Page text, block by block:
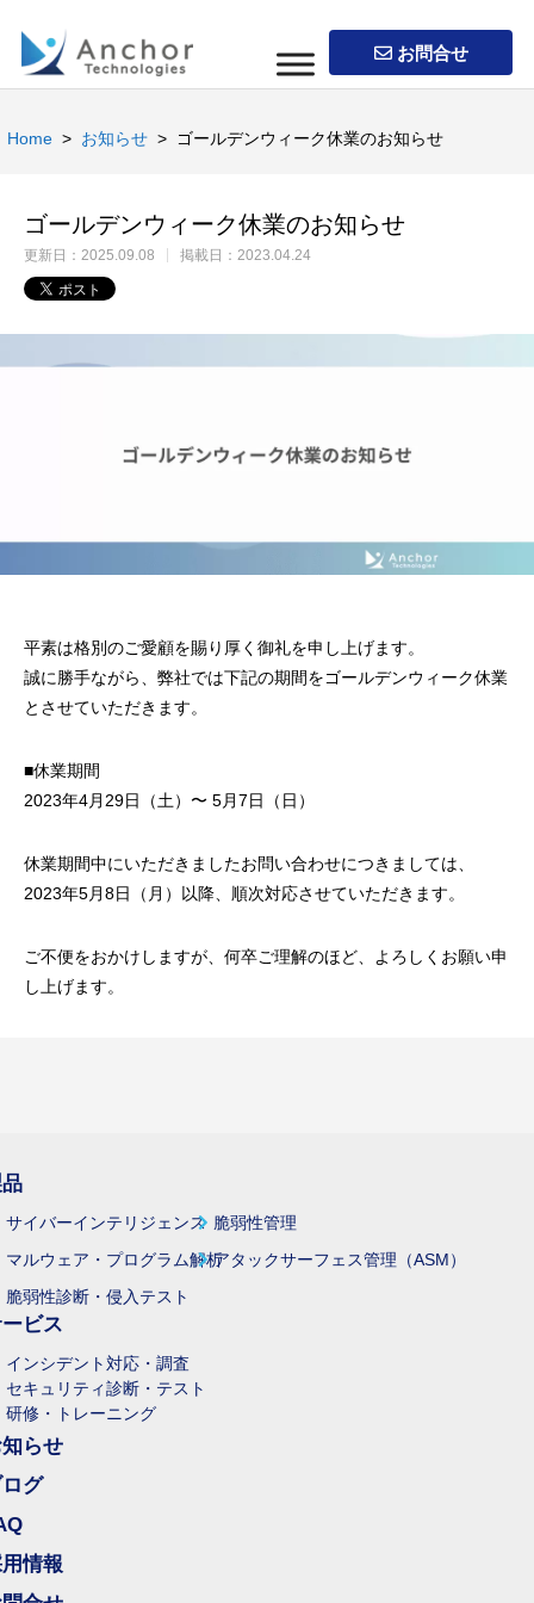
お問合せ
Home > お知らせ > ゴールデンウィーク休業のお知らせ
ゴールデンウィーク休業のお知らせ
更新日： 2025.09.08 掲載日： 2023.04.24
平素は格別のご愛顧を賜り厚く御礼を申し上げます。
誠に勝手ながら、弊社では下記の期間をゴールデンウィーク休業
とさせていただきます。
■休業期間
2023年4月29日（土）〜 5月7日（日）
休業期間中にいただきましたお問い合わせにつきましては、
2023年5月8日（月）以降、順次対応させていただきます。
ご不便をおかけしますが、何卒ご理解のほど、よろしくお願い申
し上げます。
サイバーインテリジェンス
マルウェア・プログラム解析
脆弱性診断・侵入テスト
脆弱性管理
アタックサーフェス管理（ASM）
ビス
インシデント対応・調査
セキュリティ診断・テスト
研修・トレーニング
らせ
グ
情報